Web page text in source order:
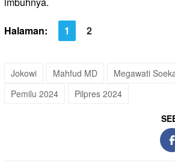
Halaman: 1 2
Jokowi Mahfud MD Megawati
Pemilu 2024
Pilpres 2024